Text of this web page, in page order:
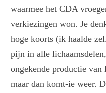
waarmee het CDA
verkiezingen won. Je
hoge koorts (ik haalde
pijn in alle
ongekende productie
maar dan komt-ie weer.